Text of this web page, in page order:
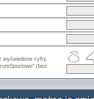
wyświetlone cyfry.
(bez